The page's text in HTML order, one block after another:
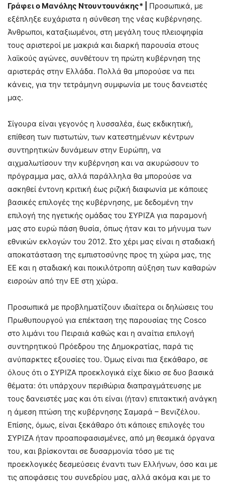
Γράφει ο Μανόλης Ντουντουνάκης* | Προσωπικά, με
εξέπληξε ευχάριστα η σύνθεση της νέας κυβέρνησης.
Άνθρωποι, καταξιωμένοι, στη μεγάλη τους πλειοψηφία
τους αριστεροί με μακριά και διαρκή παρουσία στους
λαϊκούς αγώνες, συνθέτουν τη πρώτη κυβέρνηση της
αριστεράς στην Ελλάδα. Πολλά θα μπορούσε να πει
κάνεις, για την τετράμηνη συμφωνία με τους δανειστές
μας.
Σίγουρα είναι γεγονός η λυσσαλέα, έως εκδικητική,
επίθεση των πιστωτών, των κατεστημένων κέντρων
συντηρητικών δυνάμεων στην Ευρώπη, να
αιχμαλωτίσουν την κυβέρνηση και να ακυρώσουν το
πρόγραμμα μας, αλλά παράλληλα θα μπορούσε να
ασκηθεί έντονη κριτική έως ριζική διαφωνία με κάποιες
βασικές επιλογές της κυβέρνησης, με δεδομένη την
επιλογή της ηγετικής ομάδας του ΣΥΡΙΖΑ για παραμονή
μας στο ευρώ πάση θυσία, όπως ήταν και το μήνυμα των
εθνικών εκλογών του 2012. Στο χέρι μας είναι η σταδιακή
αποκατάσταση της εμπιστοσύνης προς τη χώρα μας, της
ΕΕ και η σταδιακή και ποικιλότροπη αύξηση των καθαρών
εισροών από την ΕΕ στη χώρα.
Προσωπικά με προβληματίζουν ιδιαίτερα οι δηλώσεις του
Πρωθυπουργού για επέκταση της παρουσίας της Cosco
στο λιμάνι του Πειραιά καθώς και η αναίτια επιλογή
συντηρητικού Πρόεδρου της Δημοκρατίας, παρά τις
ανύπαρκτες εξουσίες του. Όμως είναι πια ξεκάθαρο, σε
όλους ότι ο ΣΥΡΙΖΑ προεκλογικά είχε δίκιο σε δυο βασικά
θέματα: ότι υπάρχουν περιθώρια διαπραγμάτευσης με
τους δανειστές μας και ότι είναι (ήταν) επιτακτική ανάγκη
η άμεση πτώση της κυβέρνησης Σαμαρά – Βενιζέλου.
Επίσης, όμως, είναι ξεκάθαρο ότι κάποιες επιλογές του
ΣΥΡΙΖΑ ήταν προαποφασισμένες, από μη θεσμικά όργανα
του, και βρίσκονται σε δυσαρμονία τόσο με τις
προεκλογικές δεσμεύσεις έναντι των Ελλήνων, όσο και με
τις αποφάσεις του συνεδρίου μας, αλλά ακόμα και με το